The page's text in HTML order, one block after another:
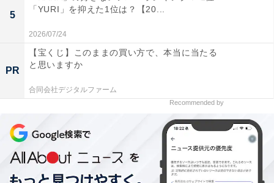
1位に輝いたのは、KinKi Kidsの堂本剛さんでした！ 昨
年、KinKi KidsとしてCDデビュー25周年を迎え、記念イ
ベントなどで多くのファンを魅了した堂本さん。
また、ソロ名義である「.ENDRECHERI.（エンドリケリ
ー）」としての活動では、楽曲制作から自身で手掛ける
など、KinKi Kidsとはまた違う一面を披露しています。
さらに、2022年からは「堂本剛プロデュース」と題し
5
「YURI」を抑えた1位は？【20...
2026/07/24
PR
【宝くじ】このままの買い方で、本当に当たる
と思いますか
合同会社デジタルファーム
Recommended by